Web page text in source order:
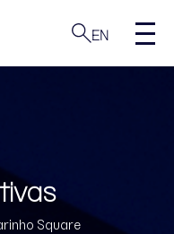
EN
Square